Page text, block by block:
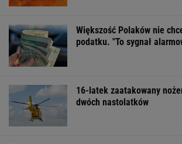
Większość Polaków nie
podatku. "To sygnał
16-latek zaatakowany
dwóch nastolatków